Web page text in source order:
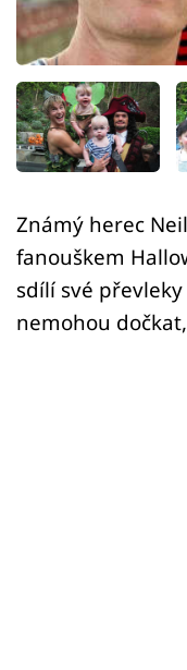
Přihlášení
Sledujte nás
Známý herec
fanouškem
sdílí své
nemohou